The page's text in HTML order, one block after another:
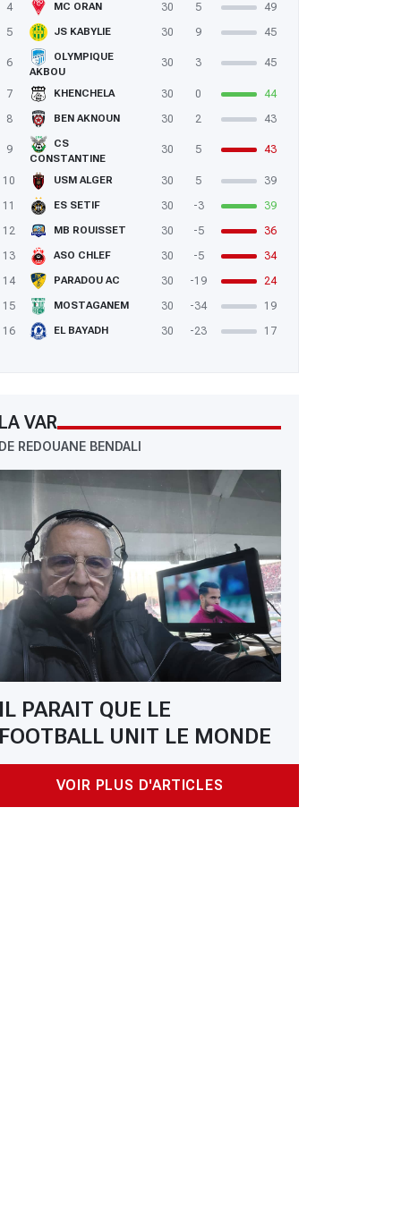
4
MC ORAN 30 5
49
5
JS KABYLIE 30 9 45
6
OLYMPIQUE
AKBOU
30 3 45
7 KHENCHELA 30 0
44
8
BEN AKNOUN 30 2 43
9
CS
CONSTANTINE
30 5 43
10 USM ALGER 30 5
39
11
ES SETIF 30 -3
39
12
MB ROUISSET 30 -5
36
13
ASO CHLEF 30 -5
34
14
PARADOU AC 30 -19
24
15
MOSTAGANEM 30 -34
19
16
EL BAYADH 30 -23 17
VAR
REDOUANE BENDALI
PARAIT QUE LE
UNIT LE MONDE
VOIR PLUS D'ARTICLES